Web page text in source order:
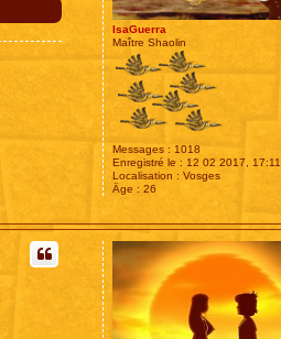
IsaGuerra
Maître Shaolin
Messages : 1018
Enregistré le : 12 02 2017, 17:11
Localisation : Vosges
Âge : 26